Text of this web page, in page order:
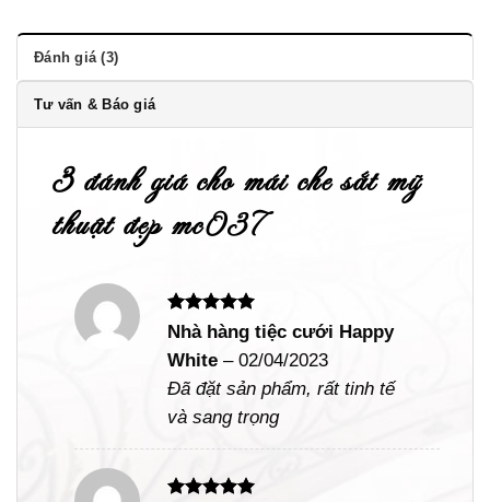
Đánh giá (3)
Tư vấn & Báo giá
3 đánh giá chomái che sắt mỹ
thuật đẹp mc037
Được xếp
sao
Nhà hàng tiệc cưới Happy
White– 02/04/2023
Đã đặt sản phẩm, rất tinh tế
và sang trọng